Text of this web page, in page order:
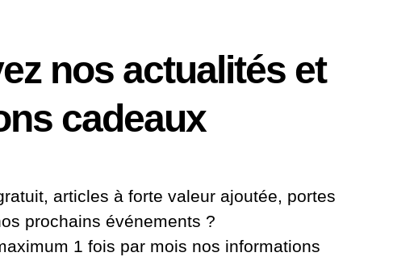
nos actualités et
cadeaux
articles à forte valeur ajoutée, portes
prochains événements ?
1 fois par mois nos informations